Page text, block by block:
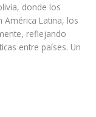
donde los
América Latina, los
reflejando
entre países. Un